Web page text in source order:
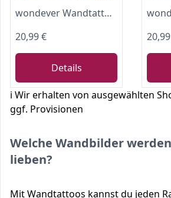
wondever Wandtattoo Waldtiere Kinderzimmer XXL Wandaufkleber Baum Große Kiefer Bär Hirsch Wandsticker Wanddeko für Kinderzimmer Babyzimmer
20,99 €
Details
ℹ️ Wir erhalten von ausgewählten
ggf. Provisionen
Welche Wandbilder
lieben?
Mit Wandtattoos kannst du jeden